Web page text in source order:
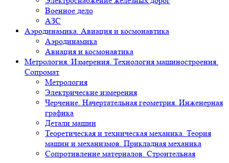
Военное дело
АЗС
Аэродинамика. Авиация и космонавтика
Аэродинамика
Авиация и космонавтика
Метрология. Измерения. Технология машиностроения.
Сопромат
Метрология
Электрические измерения
Черчение. Начертательная геометрия. Инженерная
графика
Детали машин
Теоретическая и техническая механика. Теория
машин и механизмов. Прикладная механика
Сопротивление материалов. Строительная